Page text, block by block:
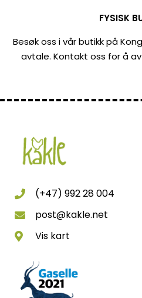
FYSISK
Besøk oss i vår butikk på
avtale. Kontakt oss for å
(+47) 992 28 004
post@kakle.net
Vis kart